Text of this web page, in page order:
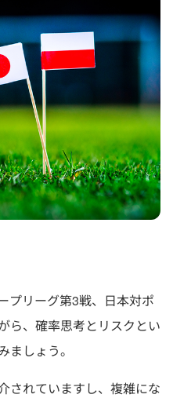
プリーグ第3戦、日本対ポ
ら、確率思考とリスクとい
ましょう。
されていますし、複雑にな